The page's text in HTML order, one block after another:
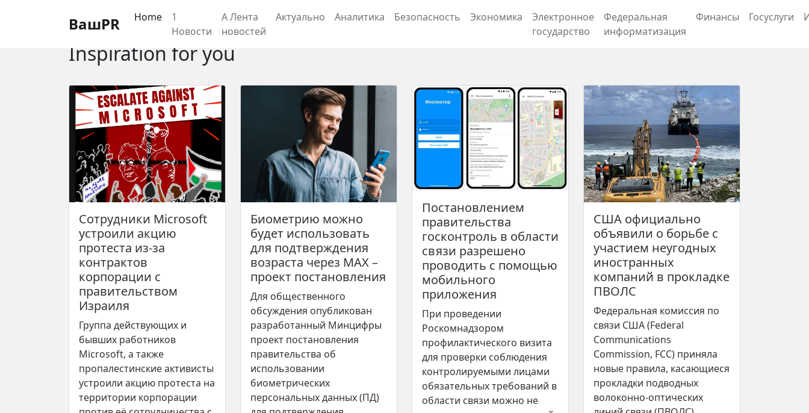
Восстановление пароля
ВашPR Home
1
Новости
А Лента
новостей
Актуально Аналитика Безопасность Экономика
Электронное
государство
Федеральная
информатизация
Финансы Госуслуги
Inspiration for you
Сотрудники Microsoft
устроили акцию
протеста из-за
контрактов
корпорации с
правительством
Израиля
Группа действующих и
бывших работников
Microsoft, а также
пропалестинские активисты
устроили акцию протеста на
территории корпорации
Биометрию можно
будет использовать
для подтверждения
возраста через MAX –
проект постановления
Для общественного
обсуждения опубликован
разработанный Минцифры
проект постановления
правительства об
использовании
биометрических
персональных данных (ПД)
Постановлением
правительства
госконтроль в области
связи разрешено
проводить с помощью
мобильного
приложения
При проведении
Роскомнадзором
профилактического визита
для проверки соблюдения
контролируемыми лицами
обязательных требований в
области связи можно не
США официально
объявили о борьбе с
участием неугодных
иностранных
компаний в прокладке
ПВОЛС
Федеральная комиссия по
связи США (Federal
Communications
Commission, FCC) приняла
новые правила, касающиеся
прокладки подводных
волоконно-оптических